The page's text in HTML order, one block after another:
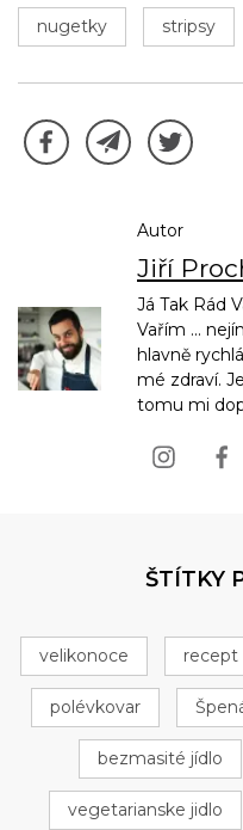
nugetky stripsy
Autor
Jiří
Já Tak Rád
Vařím ...
hlavně
mé zdraví.
tomu mi
ŠTÍTKY
velikonoce recept
polévkovar
bezmasité jídlo
vegetarianske jidlo